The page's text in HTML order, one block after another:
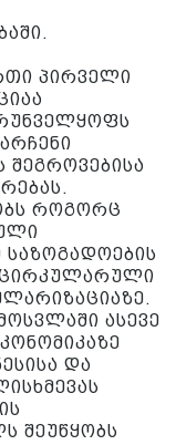
პირველი
შეგროვებისა
როგორც
საზოგადოების
ცირკულარული
ასევე
და
შეუწყობს